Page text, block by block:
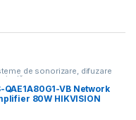
de sonorizare, difuzare
QAE1A80G1-VB Network
80W HIKVISION